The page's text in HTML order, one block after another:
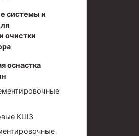
системы и
очистки
оснастка
КШЗ